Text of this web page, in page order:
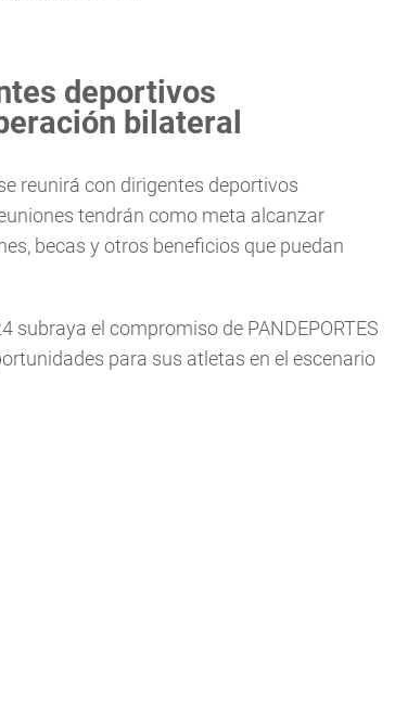
deportivos
bilateral
reunirá con dirigentes deportivos
tendrán como meta alcanzar
becas y otros beneficios que puedan
subraya el compromiso de PANDEPORTES
para sus atletas en el escenario